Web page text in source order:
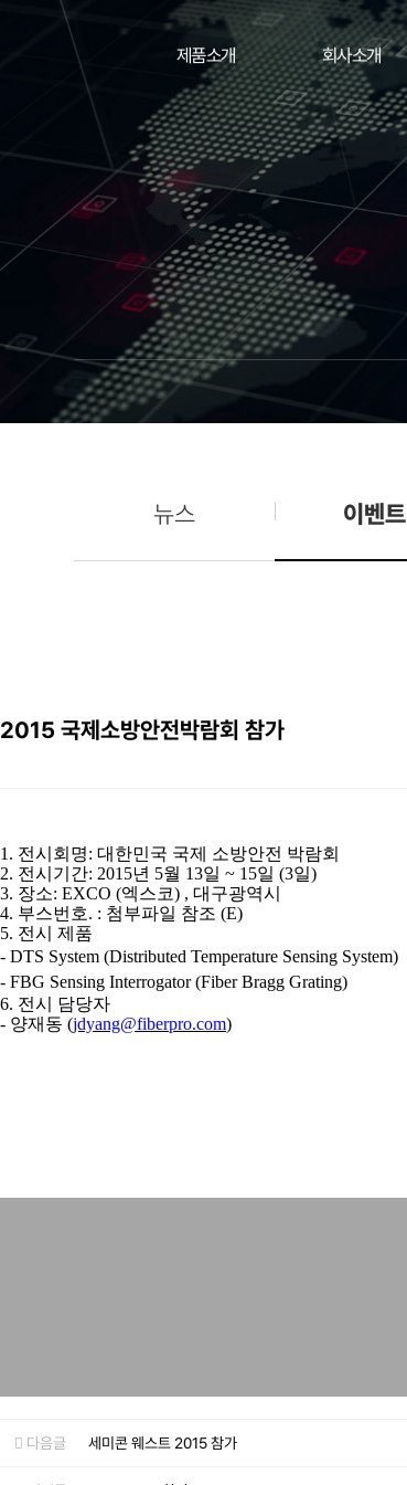
제품소개 회사소개
뉴스 이벤트
2015 국제소방안전박람회 참가
1. 전시회명: 대한민국 국제 소방안전 박람회
2. 전시기간: 2015년 5월 13일 ~ 15일 (3일)
3. 장소: EXCO (엑스코) , 대구광역시
4. 부스번호. : 첨부파일 참조 (E)
5. 전시 제품
- DTS System (Distributed Temperature Sensing System)
- FBG Sensing Interrogator (Fiber Bragg Grating)
6. 전시 담당자
- 양재동 (jdyang@fiberpro.com)
다음글 세미콘 웨스트 2015 참가